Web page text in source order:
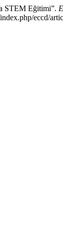
STEM Eğitimi”.
eccd/